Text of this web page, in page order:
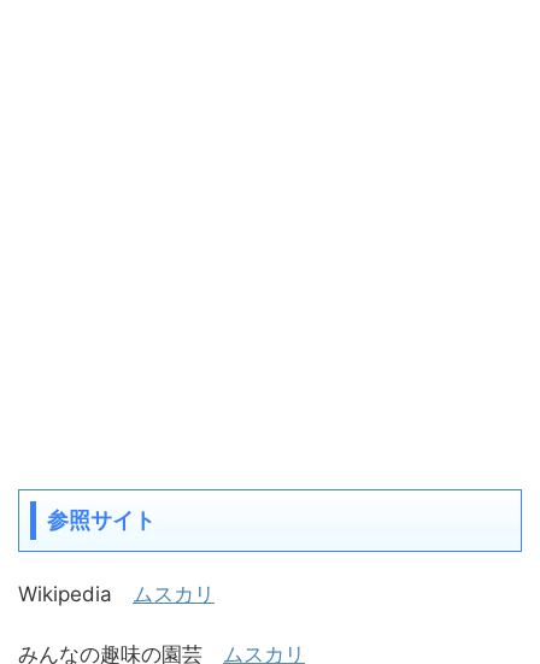
参照サイト
Wikipedia ムスカリ
みんなの趣味の園芸 ムスカリ